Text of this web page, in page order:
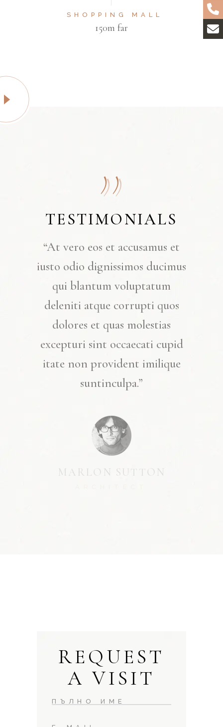
SHOPPING MALL
150m far
TESTIMONIALS
“At vero eos et accusamus et
iusto odio dignissimos ducimus
qui blantum voluptatum
deleniti atque corrupti quos
dolores et quas molestias
excepturi sint occaecati cupid
itate non provident imilique
suntinculpa.”
MARLON SUTTON
REQUEST
A VISIT